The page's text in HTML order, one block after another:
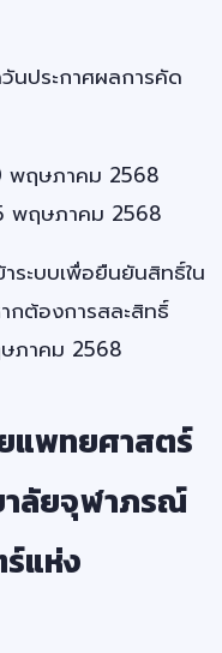
นประกาศผลการคัด
พฤษภาคม 2568
พฤษภาคม 2568
ระบบเพื่อยืนยันสิทธิ์ใน
กต้องการสละสิทธิ์
ภาคม 2568
แพทยศาสตร์
าลัยจุฬาภรณ์
แห่ง